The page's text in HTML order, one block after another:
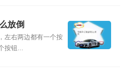
放倒
左右两边都有一个按
按钮...